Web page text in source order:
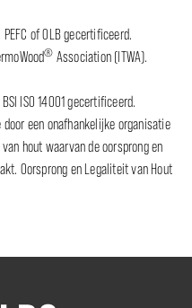
, PEFC of OLB gecertificeerd.
® Association (ITWA).
ISO 14001 gecertificeerd.
door een onafhankelijke organisatie
hout waarvan de oorsprong en
Oorsprong en Legaliteit van Hout